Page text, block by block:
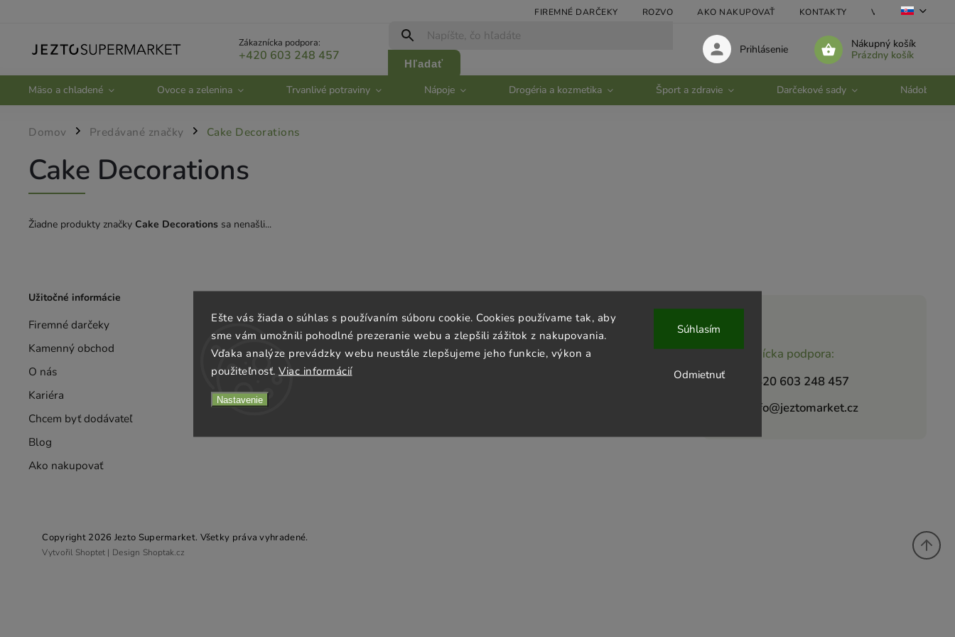
Ešte vás žiada o súhlas s používaním súboru cookie. Cookies používame tak, aby
sme vám umožnili pohodlné prezeranie webu a zlepšili zážitok z nakupovania.
Vďaka analýze prevádzky webu neustále zlepšujeme jeho funkcie, výkon a
použiteľnosť. Viac informácií
Nastavenie
Odmietnuť
Súhlasím
FIREMNÉ DARČEKY ROZVO AKO NAKUPOVAŤ KONTAKTY VEĽKOOBCHOD
Zákaznícka podpora:
+420 603 248 457
Hľadať
Nákupný košík
Prázdny košík
Prihlásenie
Mäso a chladené Ovoce a zelenina Trvanlivé potraviny Nápoje Drogéria a kozmetika Šport a zdravie Darčekové sady Nádobí
Domov / Predávané značky / Cake Decorations
Cake Decorations
Žiadne produkty značky Cake Decorations sa nenašli...
Zákaznícka podpora:
+420 603 248 457
info@jeztomarket.cz
Užitočné informácie
Firemné darčeky
Kamenný obchod
O nás
Kariéra
Chcem byť dodávateľ
Blog
Ako nakupovať
Obchodné podmienky
Ochrana osobných údajov
Preprava a platba
Hodnotenie obchodu
Jezto Supermarket
Copyright 2026 Jezto Supermarket. Všetky práva vyhradené.
Vytvořil Shoptet | Design Shoptak.cz